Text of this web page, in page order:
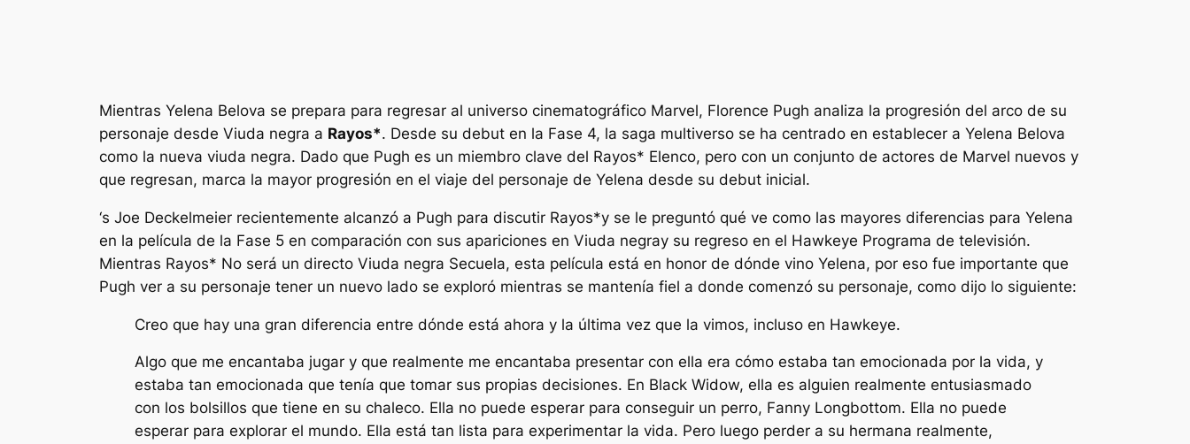
Mientras Yelena Belova se prepara para regresar al universo cinematográfico Marvel, Florence Pugh analiza la progresión del arco de su
personaje desde Viuda negra a Rayos*. Desde su debut en la Fase 4, la saga multiverso se ha centrado en establecer a Yelena Belova
como la nueva viuda negra. Dado que Pugh es un miembro clave del Rayos* Elenco, pero con un conjunto de actores de Marvel nuevos y
que regresan, marca la mayor progresión en el viaje del personaje de Yelena desde su debut inicial.
‘s Joe Deckelmeier recientemente alcanzó a Pugh para discutir Rayos*y se le preguntó qué ve como las mayores diferencias para Yelena
en la película de la Fase 5 en comparación con sus apariciones en Viuda negray su regreso en el Hawkeye Programa de televisión.
Mientras Rayos* No será un directo Viuda negra Secuela, esta película está en honor de dónde vino Yelena, por eso fue importante que
Pugh ver a su personaje tener un nuevo lado se exploró mientras se mantenía fiel a donde comenzó su personaje, como dijo lo siguiente:
Creo que hay una gran diferencia entre dónde está ahora y la última vez que la vimos, incluso en Hawkeye.
Algo que me encantaba jugar y que realmente me encantaba presentar con ella era cómo estaba tan emocionada por la vida, y
estaba tan emocionada que tenía que tomar sus propias decisiones. En Black Widow, ella es alguien realmente entusiasmado
con los bolsillos que tiene en su chaleco. Ella no puede esperar para conseguir un perro, Fanny Longbottom. Ella no puede
esperar para explorar el mundo. Ella está tan lista para experimentar la vida. Pero luego perder a su hermana realmente,